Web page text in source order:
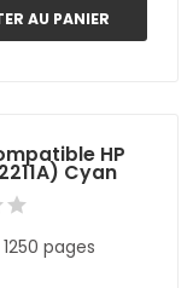
AU PANIER
HP
Cyan
pages